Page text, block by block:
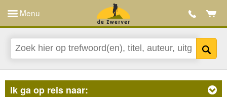
Menu
Ik ga op reis naar: